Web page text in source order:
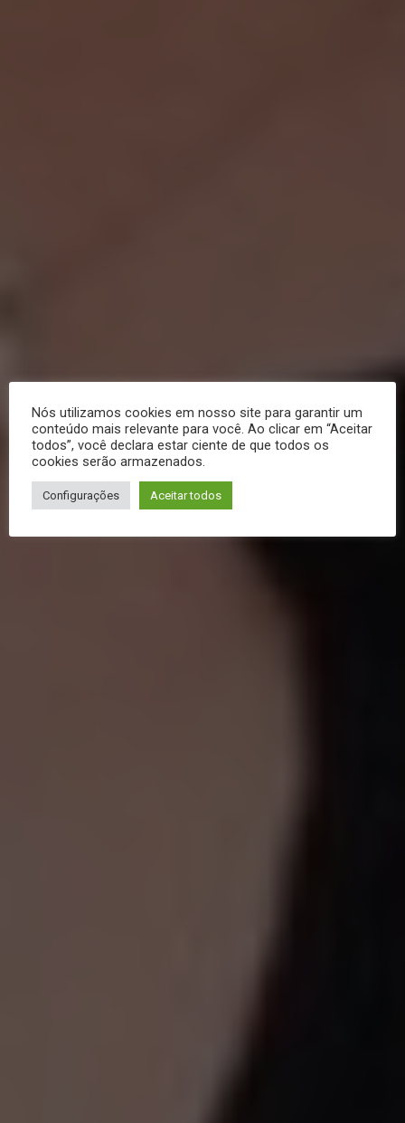
Nós utilizamos cookies em nosso site para garantir um
conteúdo mais relevante para você. Ao clicar em “Aceitar
todos”, você declara estar ciente de que todos os
cookies serão armazenados.
Configurações Aceitar todos